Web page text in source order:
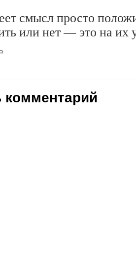
смысл просто
или нет — это на их
комментарий